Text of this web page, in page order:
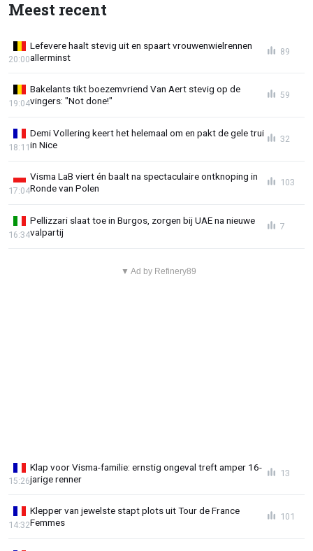
Meest recent
Lefevere haalt stevig uit en spaart vrouwenwielrennen
allerminst
20:00
89
Bakelants tikt boezemvriend Van Aert stevig op de
vingers: "Not done!"
19:04
59
Demi Vollering keert het helemaal om en pakt de gele trui
in Nice
18:11
32
Visma LaB viert én baalt na spectaculaire ontknoping in
Ronde van Polen
17:04
103
Pellizzari slaat toe in Burgos, zorgen bij UAE na nieuwe
valpartij
16:34
7
▼ Ad by Refinery89
Klap voor Visma-familie: ernstig ongeval treft amper 16-
jarige renner
15:26
13
Klepper van jewelste stapt plots uit Tour de France
Femmes
14:32
101